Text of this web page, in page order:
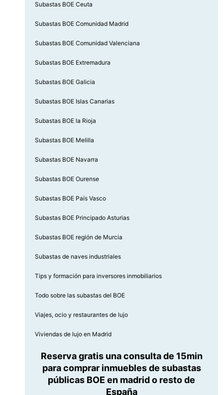
Subastas BOE Ceuta
Subastas BOE Comunidad Madrid
Subastas BOE Comunidad Valenciana
Subastas BOE Extremadura
Subastas BOE Galicia
Subastas BOE Islas Canarias
Subastas BOE la Rioja
Subastas BOE Melilla
Subastas BOE Navarra
Subastas BOE Ourense
Subastas BOE País Vasco
Subastas BOE Principado Asturias
Subastas BOE región de Murcia
Subastas de naves industriales
Tips y formación para inversores inmobiliarios
Todo sobre las subastas del BOE
Viajes, ocio y restaurantes de lujo
Viviendas de lujo en Madrid
Reserva gratis una consulta de 15min
para comprar inmuebles de subastas
públicas BOE en madrid o resto de
España